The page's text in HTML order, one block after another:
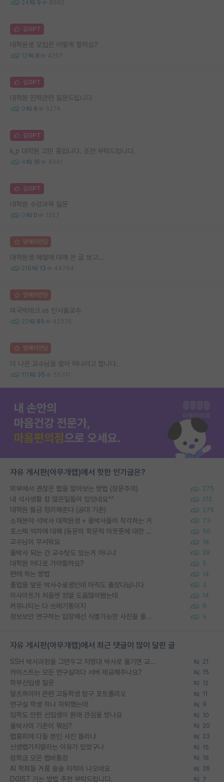
24 9 8592
김GPT
대학원생 모집은 어떻게 할까요?
12 8 4257
김GPT
대학원 진학관련 질문드립니다
0 6 5274
김GPT
k,p 대학원 고민 중입니다. 조언 부탁드립니다.
4 16 4941
김GPT
대학원 수강과목 질문
0 0 1327
명예의전당
대학원생 예절에 대해 쓴 글 보고...
219 13 44764
명예의전당
미국빅테크 vs 인서울교수
22 85 42335
명예의전당
더 나은 교수님을 찾아 떠나려고 합니다.
111 35 55311
자유 게시판(아무개랩)에서 핫한 인기글은?
외부에서 괜찮은 랩을 알아보는 방법 (장문주의) 275
내 석사생활 참 많은일들이 있엇네요^^ 212
대학원 월급 정리해준다 (공대 기준) 275
소재분야 석박사 대학원생 + 물박사들이 착각하는 거 73
포스텍 억까에 대해 (동문의 학문적 아웃풋에 대한 반박) 50
교수님이 무서워요 16
물박사 되는 건 교수탓도 있는거 아니냐 29
대학원 어디로 가야할까요? 5
편애 하는 방법 14
졸업을 앞둔 박사수료생인데 아직도 출장다닙니다 3
이사이트가 처음엔 정말 도움많이됐는데 14
커뮤니티는 다 쓰레기통이지 6
정보보안 연구하는 입장에선 식별가능한 사진을 올리는건 비추이긴함 5
자유 게시판(아무개랩)에서 최근 댓글이 많이 달린 글
SSH 박사과정을 그만두고 지방대 박사로 옮기면 교수의 꿈은 끝일까요? 21
카이스트는 모든 연구실마다 서버 제공해주나요? 15
학부신입생 질문 12
알츠하이머 관련 고등학생 탐구 포트폴리오 11
연구실 학생 하나 자퇴했는데 9
입학도 안한 신입생이 원래 관심을 받나요 10
물박사의 기준이 뭐임? 20
랩홈피에 다들 본인 사진 올리냐 23
신생랩가지말라는 이유가 있었구나 15
장학금 모은 랩비통장 16
AI 학회들 거품 슬슬 지적이 나오네요 26
DGIST 가는 방법 추천 부탁드립니다. 7